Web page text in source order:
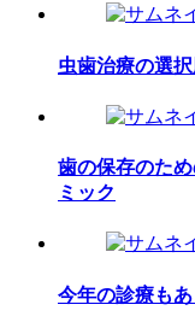
虫歯治療の選
歯の保存のた
ミック
今年の診療もあ